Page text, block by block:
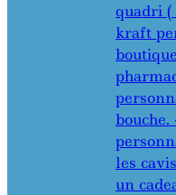
quadri (
kraft
les
un